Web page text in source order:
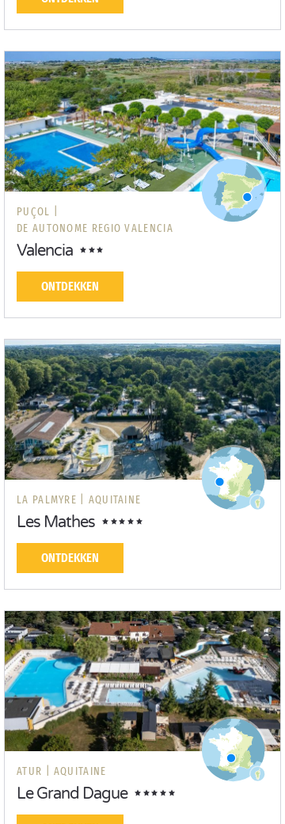
PUÇOL |
DE AUTONOME REGIO VALENCIA
Valencia
ONTDEKKEN
LA PALMYRE | AQUITAINE
Les Mathes
ONTDEKKEN
ATUR | AQUITAINE
Le Grand Dague